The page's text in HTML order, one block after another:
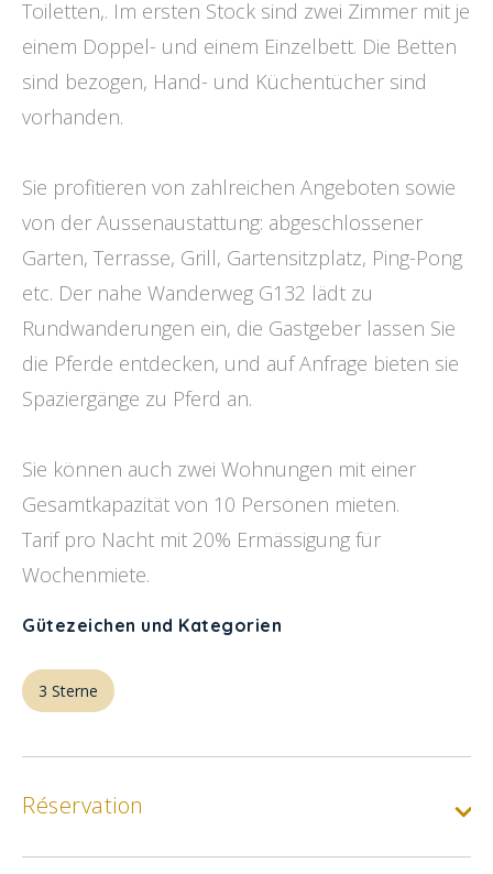
Toiletten,. Im ersten Stock sind zwei Zimmer mit je
einem Doppel- und einem Einzelbett. Die Betten
sind bezogen, Hand- und Küchentücher sind
vorhanden.
Sie profitieren von zahlreichen Angeboten sowie
von der Aussenaustattung: abgeschlossener
Garten, Terrasse, Grill, Gartensitzplatz, Ping-Pong
etc. Der nahe Wanderweg G132 lädt zu
Rundwanderungen ein, die Gastgeber lassen Sie
die Pferde entdecken, und auf Anfrage bieten sie
Spaziergänge zu Pferd an.
Sie können auch zwei Wohnungen mit einer
Gesamtkapazität von 10 Personen mieten.
Tarif pro Nacht mit 20% Ermässigung für
Wochenmiete.
Gütezeichen und Kategorien
3 Sterne
Réservation